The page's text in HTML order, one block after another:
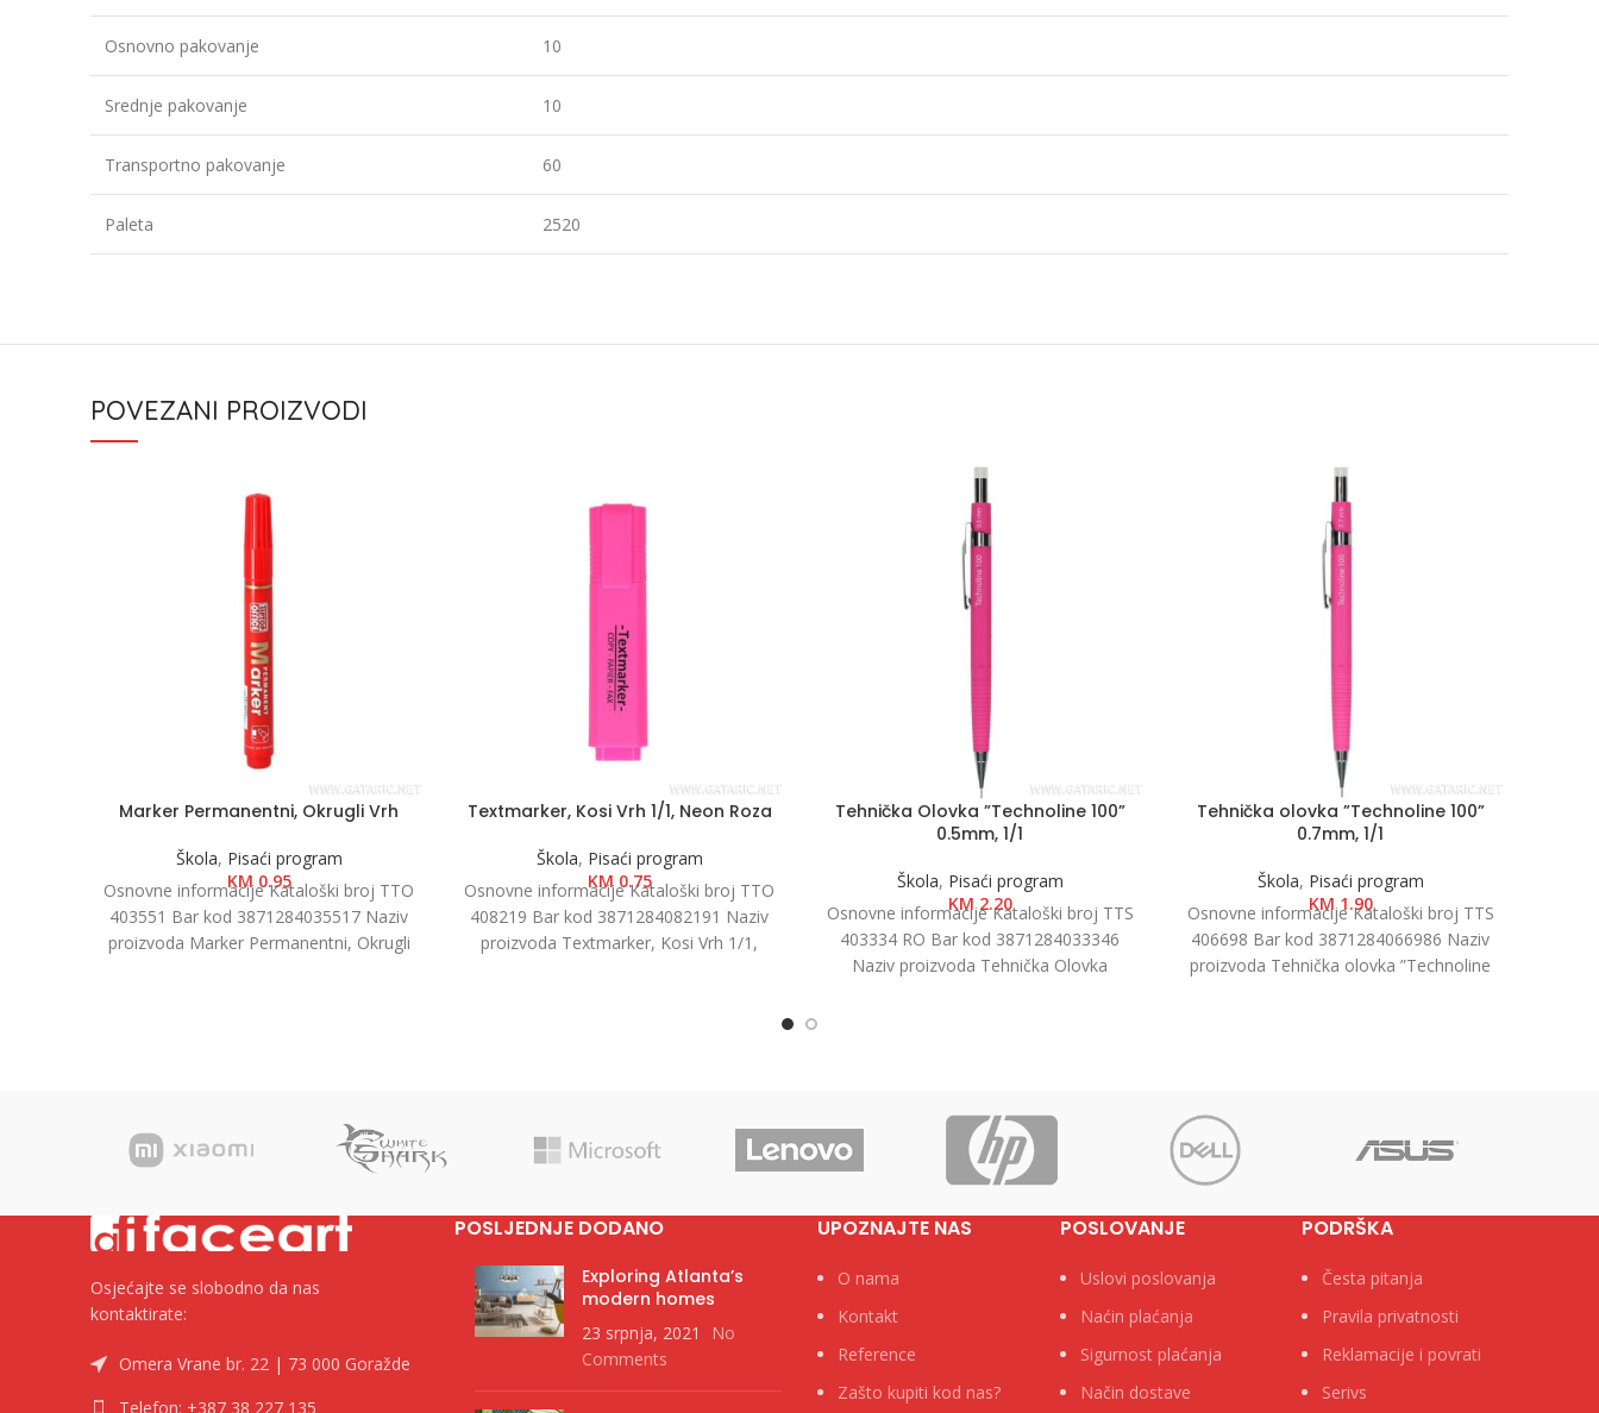
Osnovno pakovanje 10
Srednje pakovanje 10
Transportno pakovanje 60
Paleta 2520
POVEZANI PROIZVODI
Marker Permanentni, Okrugli Vrh
Škola, Pisaći program
KM0.95
Osnovne informacije Kataloški broj TTO
403551 Bar kod 3871284035517 Naziv
proizvoda Marker Permanentni, Okrugli
Textmarker, Kosi Vrh 1/1, Neon Roza
Škola, Pisaći program
KM0.75
Osnovne informacije Kataloški broj TTO
408219 Bar kod 3871284082191 Naziv
proizvoda Textmarker, Kosi Vrh 1/1,
Tehnička Olovka ”Technoline 100”
0.5mm, 1/1
Škola, Pisaći program
KM2.20
Osnovne informacije Kataloški broj TTS
403334 RO Bar kod 3871284033346
Naziv proizvoda Tehnička Olovka
Tehnička olovka ”Technoline 100”
0.7mm, 1/1
Škola, Pisaći program
KM1.90
Osnovne informacije Kataloški broj TTS
406698 Bar kod 3871284066986 Naziv
proizvoda Tehnička olovka ”Technoline
Osjećajte se slobodno da nas
kontaktirate:
Omera Vrane br. 22 | 73 000 Goražde
Telefon: +387 38 227 135
POSLJEDNJE DODANO
Exploring Atlanta’s
modern homes
23 srpnja, 2021
No
Comments
UPOZNAJTE NAS
O nama
Kontakt
Reference
Zašto kupiti kod nas?
POSLOVANJE
Uslovi poslovanja
Naćin plaćanja
Sigurnost plaćanja
Način dostave
PODRŠKA
Česta pitanja
Pravila privatnosti
Reklamacije i povrati
Serivs